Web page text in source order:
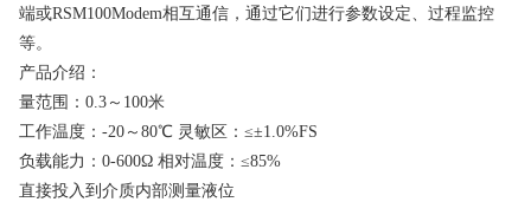
端或RSM100Modem相互通信，通过它们进行参数设定、过程监控
等。
产品介绍：
量范围：0.3～100米
工作温度：-20～80℃ 灵敏区：≤±1.0%FS
负载能力：0-600Ω 相对温度：≤85%
直接投入到介质内部测量液位